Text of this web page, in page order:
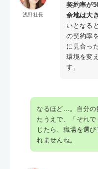
浅野社長
契約率が
余地は大
いとなる
の契約率
に見合っ
環境を変
す。
なるほど…。自分の
たうえで、「それ
じたら、職場を選
れませんね。